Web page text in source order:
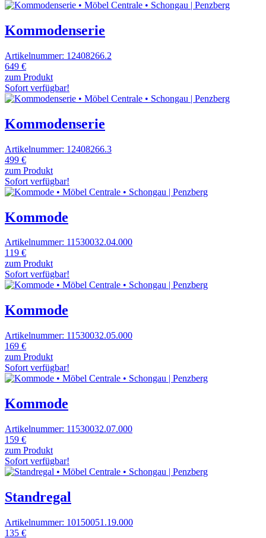
Kommodenserie
Artikelnummer: 12408266.2
649 €
zum Produkt
Sofort verfügbar!
Kommodenserie
Artikelnummer: 12408266.3
499 €
zum Produkt
Sofort verfügbar!
Kommode
Artikelnummer: 11530032.04.000
119 €
zum Produkt
Sofort verfügbar!
Kommode
Artikelnummer: 11530032.05.000
169 €
zum Produkt
Sofort verfügbar!
Kommode
Artikelnummer: 11530032.07.000
159 €
zum Produkt
Sofort verfügbar!
Standregal
Artikelnummer: 10150051.19.000
135 €